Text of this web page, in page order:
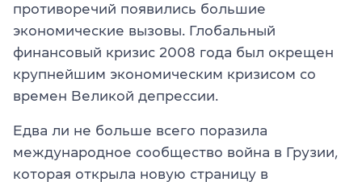
противоречий появились большие
экономические вызовы. Глобальный
финансовый кризис 2008 года был окрещен
крупнейшим экономическим кризисом со
времен Великой депрессии.
Едва ли не больше всего поразила
международное сообщество война в Грузии,
которая открыла новую страницу в